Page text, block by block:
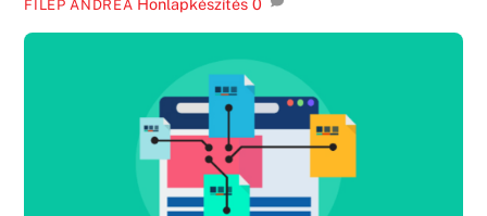
FILEP ANDREA Honlapkészítés 0